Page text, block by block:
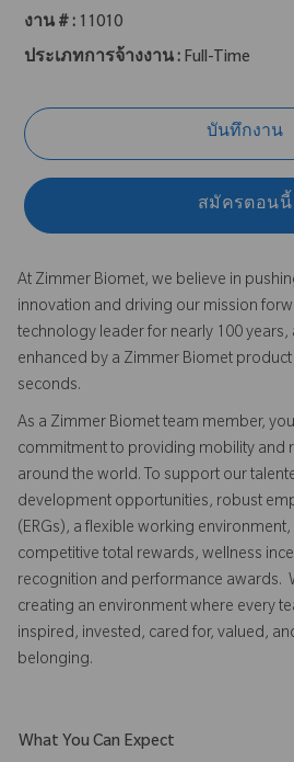
งาน # : 11010
ประเภทการจ้างงาน : Full-Time
บันทึกงาน
สมัครตอนนี้
At Zimmer Biomet, we believe in
innovation and driving our mission
technology leader for nearly 100 years,
enhanced by a Zimmer Biomet
seconds.
As a Zimmer Biomet team member,
commitment to providing mobility and
around the world. To support our
development opportunities, robust
(ERGs), a flexible working
competitive total rewards, wellness
recognition and performance awards.
creating an environment where every
inspired, invested, cared for, valued,
belonging.
What You Can Expect